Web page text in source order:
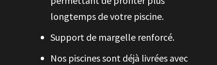
longtemps de votre piscine.
Support de margelle renforcé.
Nos piscines sont déjà livrées avec